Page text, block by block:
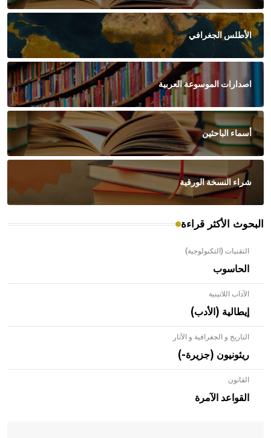
الأطلس الجغرافي
اصدارات الموسوعة العربية
أسماء الباحثين
شراء النسخة الورقية
البحوث الأكثر قراءة
التقنيات (التكنولوجية)
الحاسوب
الآداب اللاتينية
إيطالية (الأدب)
التاريخ و الجغرافية و الآثار
ريئونيون (جزيرة-)
القانون
القواعد الآمرة
- هل تعلم أن الأبلق نوع من الفنون الهندسية التي ارتبطت
بالعمارة الإسلامية في بلاد الشام ومصر خاصة، حيث يحرص
المعمار على بناء مداميكه وخاصة في الواجهات